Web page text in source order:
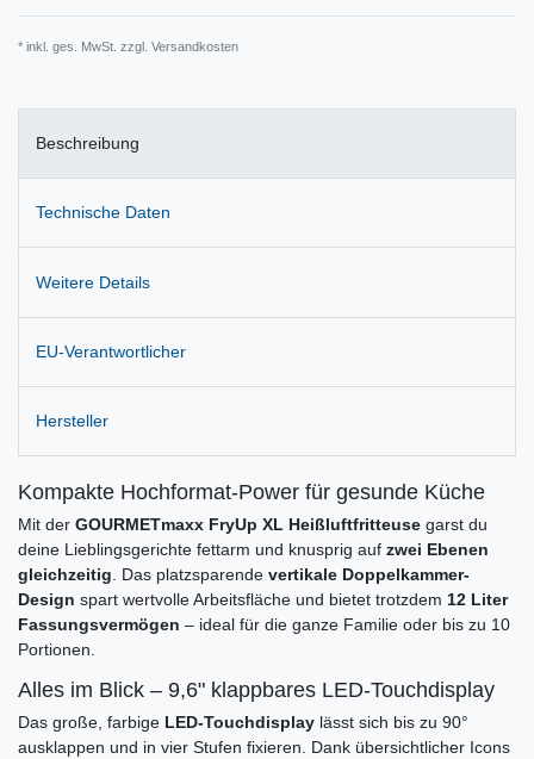
* inkl. ges. MwSt. zzgl. Versandkosten
Beschreibung
Technische Daten
Weitere Details
EU-Verantwortlicher
Hersteller
Kompakte Hochformat-Power für gesunde Küche
Mit der GOURMETmaxx FryUp XL Heißluftfritteuse garst du
deine Lieblingsgerichte fettarm und knusprig auf zwei Ebenen
gleichzeitig. Das platzsparende vertikale Doppelkammer-
Design spart wertvolle Arbeitsfläche und bietet trotzdem 12 Liter
Fassungsvermögen – ideal für die ganze Familie oder bis zu 10
Portionen.
Alles im Blick – 9,6" klappbares LED-Touchdisplay
Das große, farbige LED-Touchdisplay lässt sich bis zu 90°
ausklappen und in vier Stufen fixieren. Dank übersichtlicher Icons